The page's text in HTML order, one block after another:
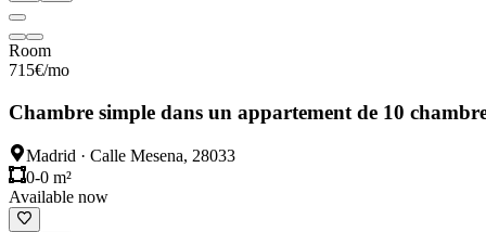
Room
715€/mo
Chambre simple dans un appartement de 10
Madrid · Calle Mesena, 28033
0-0 m²
Available now